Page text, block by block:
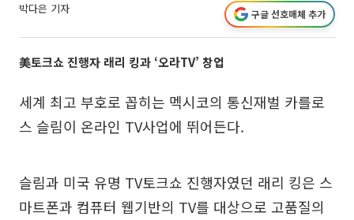
박다은 기자 구글 선호매체 추가
美토크쇼 진행자 래리 킹과 ‘오라TV’ 창업
세계 최고 부호로 꼽히는 멕시코의 통신재벌 카를로
스 슬림이 온라인 TV사업에 뛰어든다.
슬림과 미국 유명 TV토크쇼 진행자였던 래리 킹은 스
마트폰과 컴퓨터 웹기반의 TV를 대상으로 고품질의